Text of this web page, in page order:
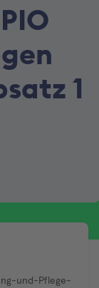
1
und-Pflege-